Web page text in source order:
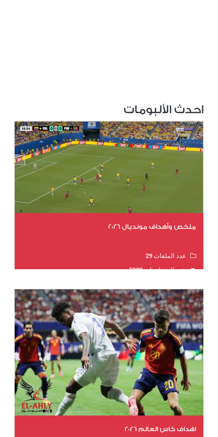
احدث الألبومات
ملخص وأهداف مونديال 2026
عدد الملفات 29
عدد المشاهدات 5002
اهداف كاس العالم 2026